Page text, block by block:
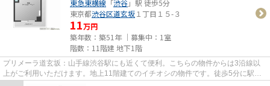
東急東横線 「渋谷」駅 徒歩5分
東京都渋谷区道玄坂１丁目１５-３
11万円
築年数：築51年 ｜募集中： 1室
階数：11階建 地下1階
プリメーラ道玄坂：山手線渋谷駅にも近くて便利。こちらの物件からは3沿線以
上がご利用いただけます。地上11階建てのイチオシの物件です。徒歩5分に駅が